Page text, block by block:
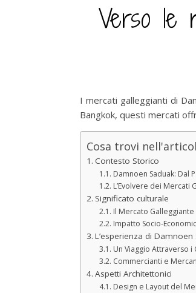
Verso le
I mercati galleggianti di
Bangkok, questi mercati
Cosa trovi
Contesto Storico
Damnoen Saduak: Dal
L’Evolvere dei Mercati
Significato culturale
Il Mercato
Impatto Socio-
L’esperienza di Damnoen
Un Viaggio Attraverso i
Commercianti e
Aspetti Architettonici
Design e Layout del